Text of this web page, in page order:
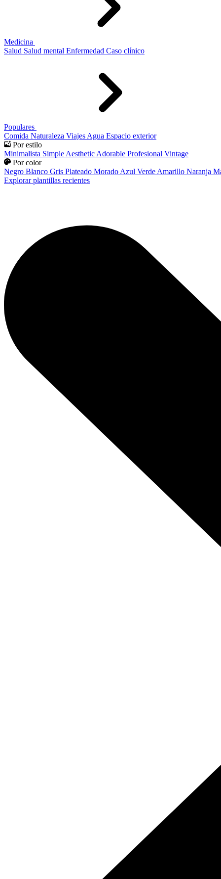
Medicina
Salud Salud mental Enfermedad Caso clínico
Populares
Comida Naturaleza Viajes Agua Espacio exterior
Por estilo
Minimalista Simple Aesthetic Adorable Profesional Vintage
Por color
Negro Blanco Gris Plateado Morado Azul Verde Amarillo Naranja
Explorar plantillas recientes